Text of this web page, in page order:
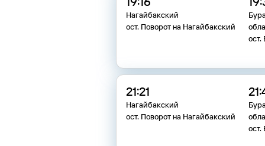
Нагайбакский
ост. Поворот на Нагайбакский
ост.
21:21
Нагайбакский
ост. Поворот на Нагайбакский
ост.